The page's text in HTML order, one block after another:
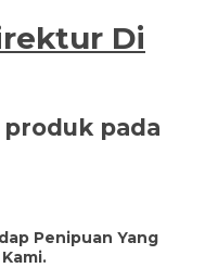
Di
pada
Penipuan Yang